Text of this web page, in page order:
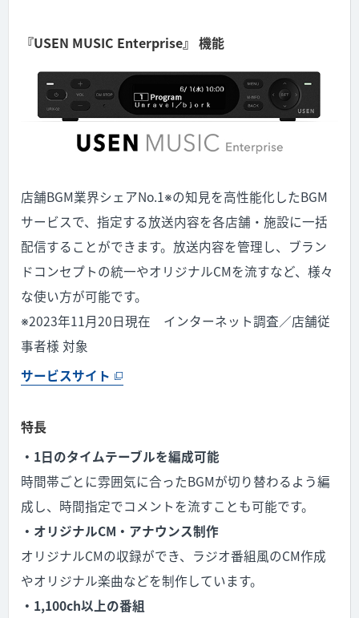
『USEN MUSIC Enterprise』 機能
店舗BGM業界シェアNo.1※の知見を高性能化したBGM
サービスで、指定する放送内容を各店舗・施設に一括
配信することができます。放送内容を管理し、ブラン
ドコンセプトの統一やオリジナルCMを流すなど、様々
な使い方が可能です。
※2023年11月20日現在 インターネット調査／店舗従
事者様 対象
サービスサイト
特長
・1日のタイムテーブルを編成可能
時間帯ごとに雰囲気に合ったBGMが切り替わるよう編
成し、時間指定でコメントを流すことも可能です。
・オリジナルCM・アナウンス制作
オリジナルCMの収録ができ、ラジオ番組風のCM作成
やオリジナル楽曲などを制作しています。
・1,100ch以上の番組